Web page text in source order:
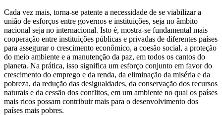
Cada vez mais, torna-se patente a necessidade de se viabilizar a
união de esforços entre governos e instituições, seja no âmbito
nacional seja no internacional. Isto é, mostra-se fundamental mais
cooperação entre instituições públicas e privadas de diferentes países
para assegurar o crescimento econômico, a coesão social, a proteção
do meio ambiente e a manutenção da paz, em todos os cantos do
planeta. Na prática, isso significa um esforço conjunto em favor do
crescimento do emprego e da renda, da eliminação da miséria e da
pobreza, da redução das desigualdades, da conservação dos recursos
naturais e da cessão dos conflitos, em um ambiente no qual os países
mais ricos possam contribuir mais para o desenvolvimento dos
países mais pobres.